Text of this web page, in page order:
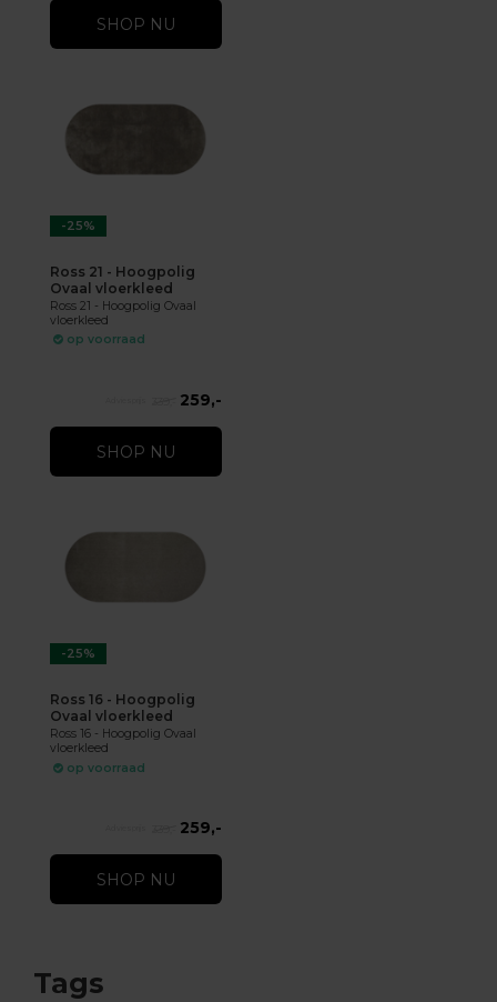
SHOP NU
-25%
Ross 21 - Hoogpolig
Ovaal vloerkleed
Ross 21 - Hoogpolig Ovaal
vloerkleed
op voorraad
259,-
SHOP NU
-25%
Ross 16 - Hoogpolig
Ovaal vloerkleed
Ross 16 - Hoogpolig Ovaal
vloerkleed
op voorraad
259,-
SHOP NU
Tags